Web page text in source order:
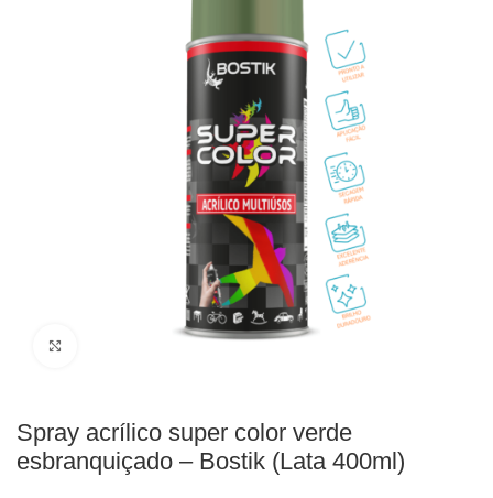
Clique para ampliar
Spray acrílico super color verde
esbranquiçado – Bostik (Lata 400ml)